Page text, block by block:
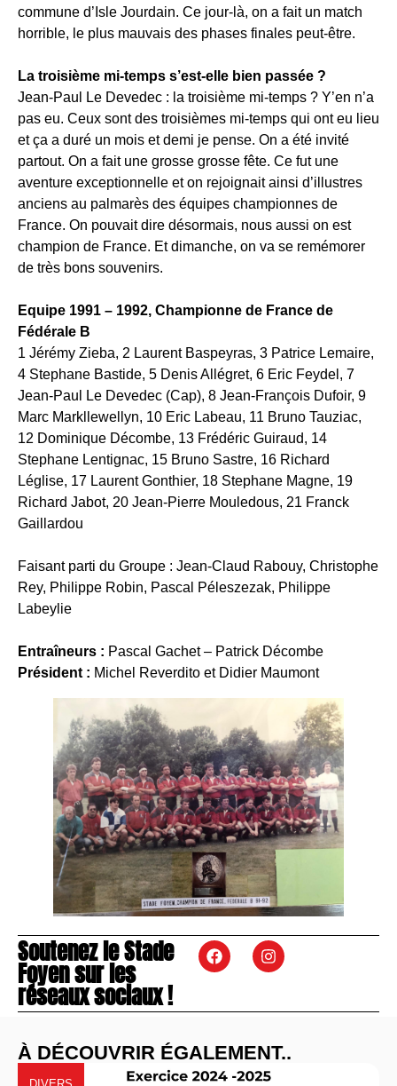
commune d’Isle Jourdain. Ce jour-là, on a fait un match
horrible, le plus mauvais des phases finales peut-être.
La troisième mi-temps s’est-elle bien passée ?
Jean-Paul Le Devedec : la troisième mi-temps ? Y’en n’a
pas eu. Ceux sont des troisièmes mi-temps qui ont eu lieu
et ça a duré un mois et demi je pense. On a été invité
partout. On a fait une grosse grosse fête. Ce fut une
aventure exceptionnelle et on rejoignait ainsi d’illustres
anciens au palmarès des équipes championnes de
France. On pouvait dire désormais, nous aussi on est
champion de France. Et dimanche, on va se remémorer
de très bons souvenirs.
Equipe 1991 – 1992, Championne de France de
Fédérale B
1 Jérémy Zieba, 2 Laurent Baspeyras, 3 Patrice Lemaire,
4 Stephane Bastide, 5 Denis Allégret, 6 Eric Feydel, 7
Jean-Paul Le Devedec (Cap), 8 Jean-François Dufoir, 9
Marc Markllewellyn, 10 Eric Labeau, 11 Bruno Tauziac,
12 Dominique Décombe, 13 Frédéric Guiraud, 14
Stephane Lentignac, 15 Bruno Sastre, 16 Richard
Léglise, 17 Laurent Gonthier, 18 Stephane Magne, 19
Richard Jabot, 20 Jean-Pierre Mouledous, 21 Franck
Gaillardou
Faisant parti du Groupe : Jean-Claud Rabouy, Christophe
Rey, Philippe Robin, Pascal Péleszezak, Philippe
Labeylie
Entraîneurs : Pascal Gachet – Patrick Décombe
Président : Michel Reverdito et Didier Maumont
Soutenez le Stade
Foyen sur les
réseaux sociaux !
À DÉCOUVRIR ÉGALEMENT..